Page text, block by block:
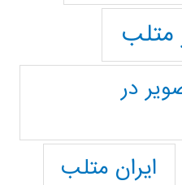
متلب
در
ایران متلب